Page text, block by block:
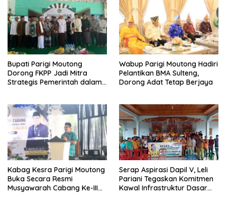
Bupati Parigi Moutong
Dorong FKPP Jadi Mitra
Strategis Pemerintah dalam
Wabup Parigi Moutong Hadiri
Pelantikan BMA Sulteng,
Dorong Adat Tetap Berjaya
Kabag Kesra Parigi Moutong
Buka Secara Resmi
Musyawarah Cabang Ke-III
Serap Aspirasi Dapil V, Leli
Pariani Tegaskan Komitmen
Kawal Infrastruktur Dasar